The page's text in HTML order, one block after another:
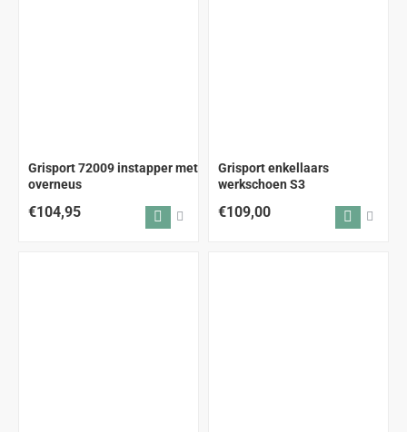
Grisport 72009 instapper met
overneus
€104,95
Grisport enkellaars
werkschoen S3
€109,00